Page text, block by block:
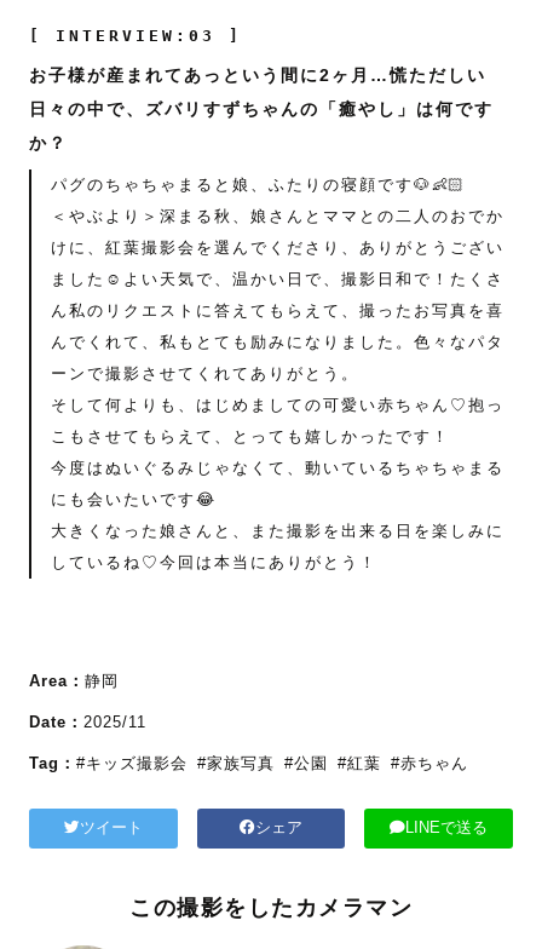
[ INTERVIEW:03 ]
お子様が産まれてあっという間に2ヶ月…慌ただしい
日々の中で、ズバリすずちゃんの「癒やし」は何です
か？
パグのちゃちゃまると娘、ふたりの寝顔です🐶👶🏻
＜やぶより＞深まる秋、娘さんとママとの二人のおでか
けに、紅葉撮影会を選んでくださり、ありがとうござい
ました☺️よい天気で、温かい日で、撮影日和で！たくさ
ん私のリクエストに答えてもらえて、撮ったお写真を喜
んでくれて、私もとても励みになりました。色々なパタ
ーンで撮影させてくれてありがとう。
そして何よりも、はじめましての可愛い赤ちゃん♡抱っ
こもさせてもらえて、とっても嬉しかったです！
今度はぬいぐるみじゃなくて、動いているちゃちゃまる
にも会いたいです😂
大きくなった娘さんと、また撮影を出来る日を楽しみに
しているね♡今回は本当にありがとう！
Area： 静岡
Date： 2025/11
Tag： #キッズ撮影会 #家族写真 #公園 #紅葉 #赤ちゃん
ツイート シェア LINEで送る
この撮影をしたカメラマン